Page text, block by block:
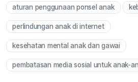
aturan penggunaan ponsel anak
perlindungan anak di internet
kesehatan mental anak dan gawai
pembatasan media sosial untuk anak-